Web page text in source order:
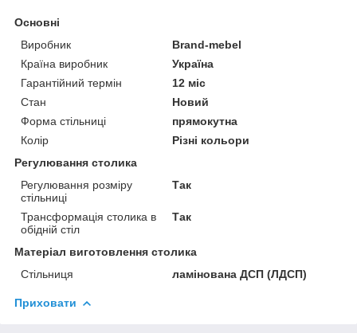
Основні
Виробник
Brand-mebel
Країна виробник
Україна
Гарантійний термін
12 міс
Стан
Новий
Форма стільниці
прямокутна
Колір
Різні кольори
Регулювання столика
Регулювання розміру
стільниці
Так
Трансформація столика в
обідній стіл
Так
Матеріал виготовлення столика
Стільниця
ламінована ДСП (ЛДСП)
Приховати